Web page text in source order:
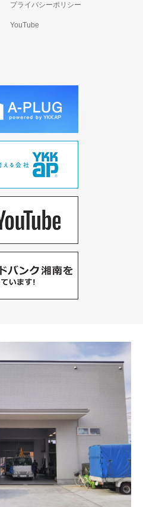
プライバシーポリシー
YouTube